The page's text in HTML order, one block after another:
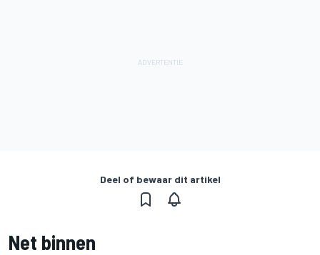
Deel of bewaar dit artikel
Net binnen